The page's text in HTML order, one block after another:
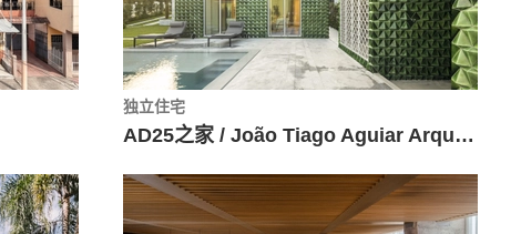
独立住宅
AD25之家 / João Tiago Aguiar Arquitectos